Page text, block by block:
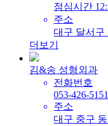
점심시간
주소
대구 달서구
더보기
김&송 성형외과
전화번호
053-426-5151
주소
대구 중구